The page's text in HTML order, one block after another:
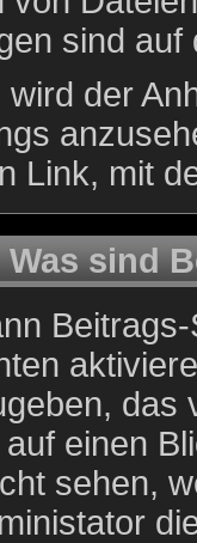
sind
der
Link, mit
Was sind
einen
sehen,